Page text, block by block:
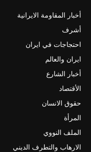
أخبار المقاومة الايرانية
أشرف
احتجاجات في ايران
ايران والعالم
أخبار الشارع
الأقتصاد
حقوق الانسان
المرأة
الملف النووي
الارهاب والتطرف الديني